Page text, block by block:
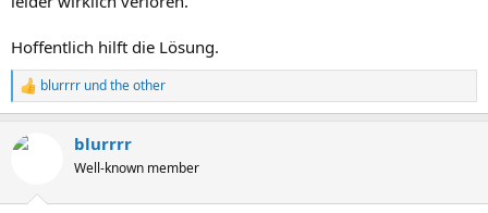
Hoffentlich hilft die Lösung.
R
e
k
blurrrr undthe other
blurrrr
Well-known member